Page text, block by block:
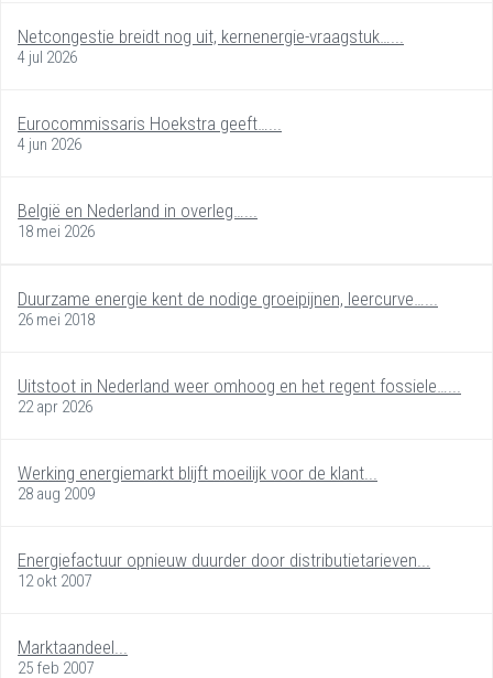
Netcongestie breidt nog uit, kernenergie-vraagstuk…...
4 jul 2026
Eurocommissaris Hoekstra geeft…...
4 jun 2026
België en Nederland in overleg…...
18 mei 2026
Duurzame energie kent de nodige groeipijnen, leercurve…...
26 mei 2018
Uitstoot in Nederland weer omhoog en het regent fossiele…...
22 apr 2026
Werking energiemarkt blijft moeilijk voor de klant...
28 aug 2009
Energiefactuur opnieuw duurder door distributietarieven...
12 okt 2007
Marktaandeel...
25 feb 2007